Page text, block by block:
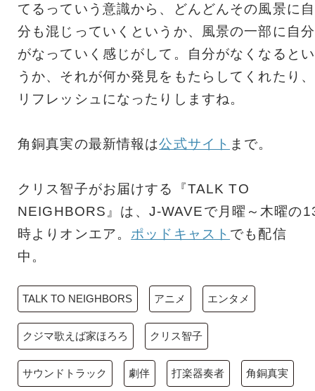
てるっていう意識から、どんどんその風景に自
分も混じっていくというか、風景の一部に自分
がなっていく感じがして。自分がなくなるとい
うか、それが何か発見をもたらしてくれたり、
リフレッシュになったりしますね。
角銅真実の最新情報は公式サイト まで。
クリス智子がお届けする『TALK TO
NEIGHBORS』は、J-WAVEで月曜～木曜の
時よりオンエア。 ポッドキャスト でも配信
中。
TALK TO NEIGHBORS アニメ エンタメ
クジマ歌えば家ほろろ クリス智子
サウンドトラック 劇伴 打楽器奏者 角銅真実